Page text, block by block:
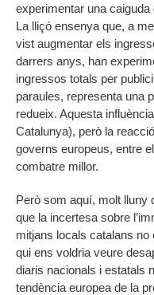
experimentar una
La lliçó ensenya que, a
vist augmentar els
darrers anys, han
ingressos totals per
paraules, representa una
redueix. Aquesta
Catalunya), però la
governs europeus, entre
combatre millor.
Però som aquí, molt lluny
que la incertesa sobre
mitjans locals catalans
qui ens voldria veure
diaris nacionals i estatals
tendència europea de la